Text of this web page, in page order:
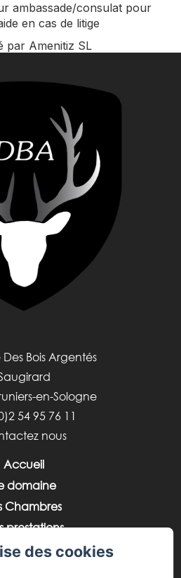
ambassade/consulat pour
en cas de litige
par Amenitiz SL
Bois Argentés
en-Sologne
54 95 76 11
nous
Accueil
domaine
Chambres
prestations
événements
des cookies